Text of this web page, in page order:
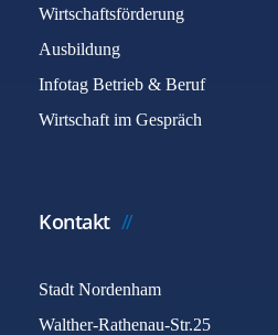
Wirtschaftsförderung
Ausbildung
Infotag Betrieb & Beruf
Wirtschaft im Gespräch
Kontakt
Stadt Nordenham
Walther-Rathenau-Str.25